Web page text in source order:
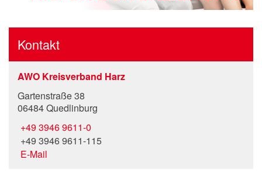
Kontakt
AWO Kreisverband Harz
Gartenstraße 38
06484 Quedlinburg
+49 3946 9611-0
+49 3946 9611-115
E-Mail